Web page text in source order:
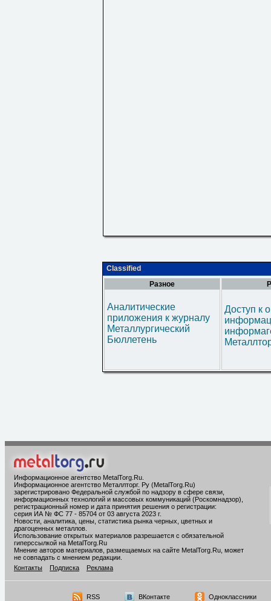
Classified
Разное
Аналитические
приложения к журналу
Металлургический
Бюллетень
Доступ к
Информационное агентство MetalTorg.Ru
Информационное агентство Металлторг. Ру (MetalTorg.Ru)
зарегистрировано Федеральной службой по надзору в сфере связи,
информационных технологий и массовых коммуникаций (Роскомнадзор),
регистрационный номер и дата принятия решения о регистрации:
серия ИА № ФС 77 - 85704 от 03 августа 2023 г.
Новости, аналитика, цены, статистика рынка черных, цветных и
драгоценных металлов.
Использование открытых материалов разрешается с обязательной
гиперссылкой на MetalTorg.Ru
Мнение авторов материалов, размещаемых на сайте MetalTorg.Ru, может
не совпадать с мнением редакции.
Контакты
Подписка Реклама
RSS ВКонтакте Одноклассники